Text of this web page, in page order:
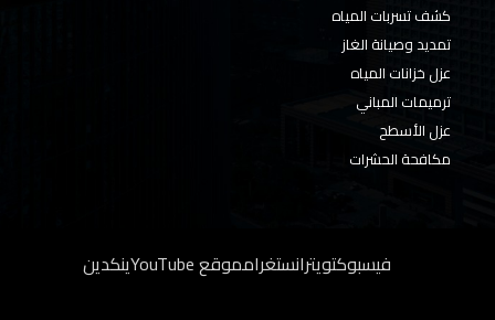
كشف تسربات المياه
تمديد وصيانة الغاز
عزل خزانات المياه
ترميمات المباني
عزل الأسطح
مكافحة الحشرات
فيسبوكتويترانستغرامموقع YouTube ينكدين